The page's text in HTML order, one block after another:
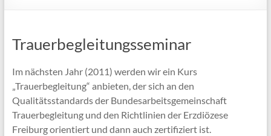
Trauerbegleitungsseminar
Im nächsten Jahr (2011) werden wir ein Kurs
„Trauerbegleitung“ anbieten, der sich an den
Qualitätsstandards der Bundesarbeitsgemeinschaft
Trauerbegleitung und den Richtlinien der Erzdiözese
Freiburg orientiert und dann auch zertifiziert ist.